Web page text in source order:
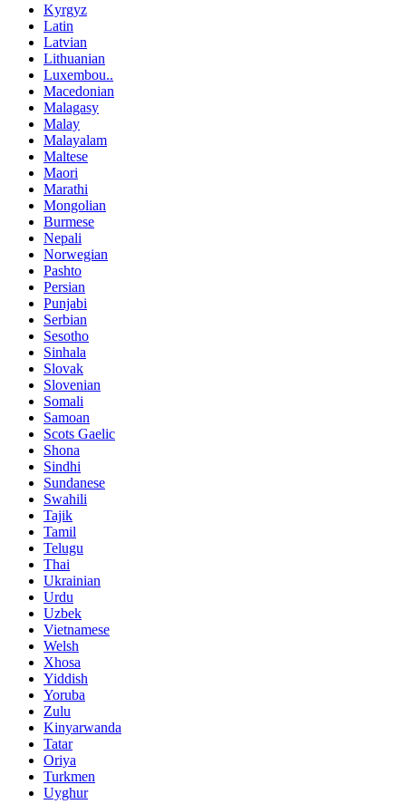
Kyrgyz
Latin
Latvian
Lithuanian
Luxembou..
Macedonian
Malagasy
Malay
Malayalam
Maltese
Maori
Marathi
Mongolian
Burmese
Nepali
Norwegian
Pashto
Persian
Punjabi
Serbian
Sesotho
Sinhala
Slovak
Slovenian
Somali
Samoan
Scots Gaelic
Shona
Sindhi
Sundanese
Swahili
Tajik
Tamil
Telugu
Thai
Ukrainian
Urdu
Uzbek
Vietnamese
Welsh
Xhosa
Yiddish
Yoruba
Zulu
Kinyarwanda
Tatar
Oriya
Turkmen
Uyghur